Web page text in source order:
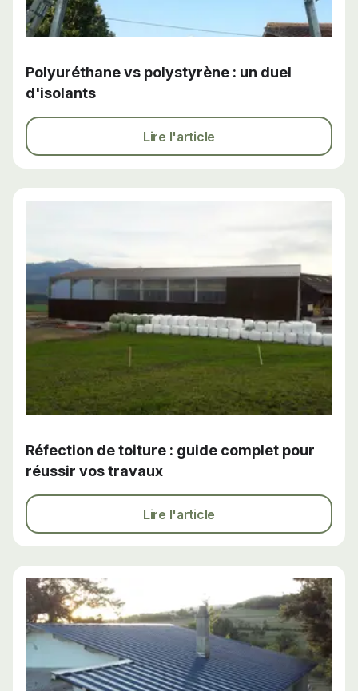
Polyuréthane vs polystyrène : un duel
d'isolants
Lire l'article
Réfection de toiture : guide complet pour
réussir vos travaux
Lire l'article